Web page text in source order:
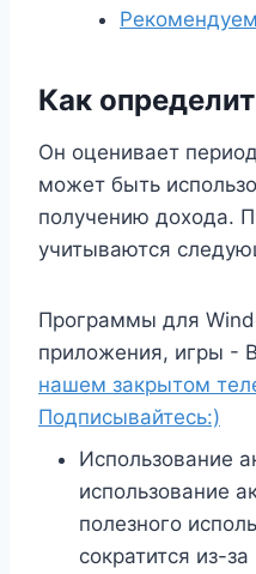
Как
Он оценивает
может быть
получению дохода.
учитываются
Программы для
приложения, игры -
нашем закрытом
Подписывайтесь:)
Использование
использование
полезного
сократится из-